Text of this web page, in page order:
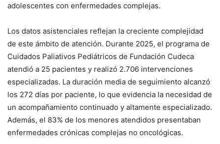
adolescentes con enfermedades complejas.
Los datos asistenciales reflejan la creciente complejidad
de este ámbito de atención. Durante 2025, el programa de
Cuidados Paliativos Pediátricos de Fundación Cudeca
atendió a 25 pacientes y realizó 2.706 intervenciones
especializadas. La duración media de seguimiento alcanzó
los 272 días por paciente, lo que evidencia la necesidad de
un acompañamiento continuado y altamente especializado.
Además, el 83% de los menores atendidos presentaban
enfermedades crónicas complejas no oncológicas.